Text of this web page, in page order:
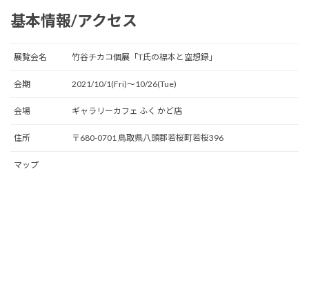
基本情報/アクセス
展覧会名 竹谷チカコ個展「T氏の標本と空想録」
会期 2021/10/1(Fri)〜10/26(Tue)
会場 ギャラリーカフェ ふく かど店
住所 〒680-0701 鳥取県八頭郡若桜町若桜396
マップ